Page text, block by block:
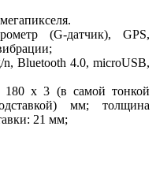
(G-датчик), GPS,
Bluetooth 4.0, microUSB,
180 х 3 (в самой тонкой
мм; толщина
21 мм;